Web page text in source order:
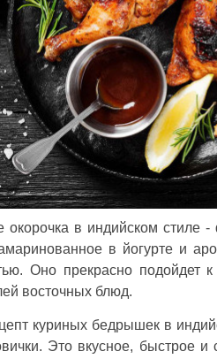
окорочка в индийском стиле
в йогурте и
Оно прекрасно подойдет
восточных блюд.
куриных бедрышек в
Это вкусное, быстрое